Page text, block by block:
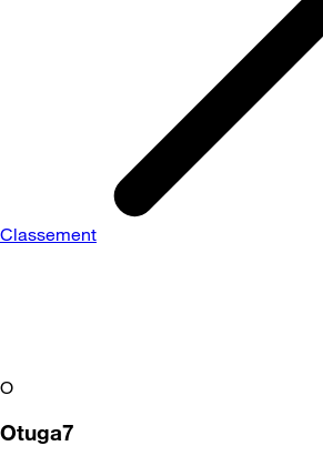
Classement
O
Otuga7